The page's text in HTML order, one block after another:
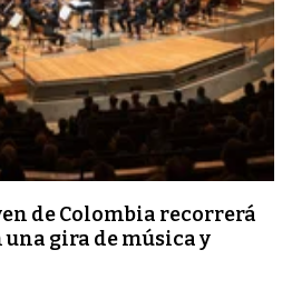
de Colombia recorrerá
gira de música y